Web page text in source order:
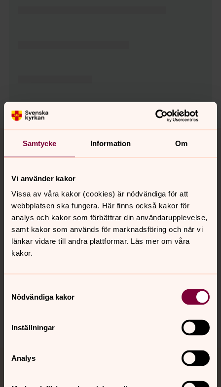
Samtycke Information Om
Vi använder kakor
Vissa av våra kakor (cookies) är nödvändiga för att
webbplatsen ska fungera. Här finns också kakor för
analys och kakor som förbättrar din användarupplevelse,
samt kakor som används för marknadsföring och när vi
länkar vidare till andra plattformar. Läs mer om våra
kakor.
Nödvändiga kakor
Inställningar
Analys
Tillbaka till toppen
Tillbaka till innehållet
Kontakt
Kalender
Hitta snabbt
Sociala kanaler